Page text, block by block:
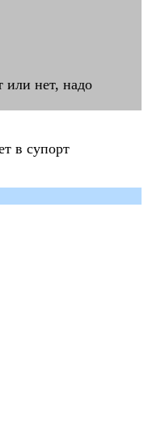
или нет, надо
в супорт